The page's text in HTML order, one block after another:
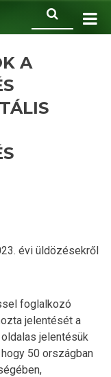
A
évi üldözésekről
foglalkozó
jelentését a
jelentésük
50 országban